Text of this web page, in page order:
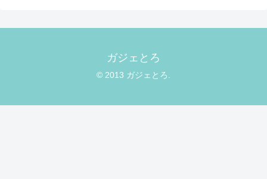
ガジェとろ
© 2013 ガジェとろ.